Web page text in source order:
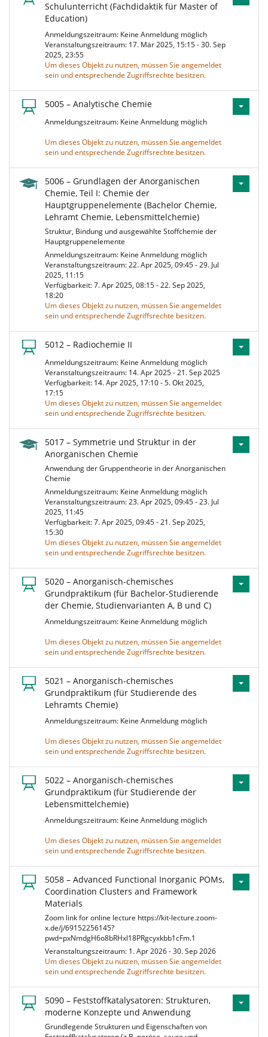
Schulunterricht (Fachdidaktik für Master of
Education)
Anmeldungszeitraum: Keine Anmeldung möglich
Veranstaltungszeitraum: 17. Mär 2025, 15:15 - 30. Sep
2025, 23:55
Um dieses Objekt zu nutzen, müssen Sie angemeldet
sein und entsprechende Zugriffsrechte besitzen.
5005 – Analytische Chemie
Anmeldungszeitraum: Keine Anmeldung möglich
Um dieses Objekt zu nutzen, müssen Sie angemeldet
sein und entsprechende Zugriffsrechte besitzen.
5006 – Grundlagen der Anorganischen
Chemie, Teil I: Chemie der
Hauptgruppenelemente (Bachelor Chemie,
Lehramt Chemie, Lebensmittelchemie)
Struktur, Bindung und ausgewählte Stoffchemie der
Hauptgruppenelemente
Anmeldungszeitraum: Keine Anmeldung möglich
Veranstaltungszeitraum: 22. Apr 2025, 09:45 - 29. Jul
2025, 11:15
Verfügbarkeit: 7. Apr 2025, 08:15 - 22. Sep 2025,
18:20
Um dieses Objekt zu nutzen, müssen Sie angemeldet
sein und entsprechende Zugriffsrechte besitzen.
5012 – Radiochemie II
Anmeldungszeitraum: Keine Anmeldung möglich
Veranstaltungszeitraum: 14. Apr 2025 - 21. Sep 2025
Verfügbarkeit: 14. Apr 2025, 17:10 - 5. Okt 2025,
17:15
Um dieses Objekt zu nutzen, müssen Sie angemeldet
sein und entsprechende Zugriffsrechte besitzen.
5017 – Symmetrie und Struktur in der
Anorganischen Chemie
Anwendung der Gruppentheorie in der Anorganischen
Chemie
Anmeldungszeitraum: Keine Anmeldung möglich
Veranstaltungszeitraum: 23. Apr 2025, 09:45 - 23. Jul
2025, 11:45
Verfügbarkeit: 7. Apr 2025, 09:45 - 21. Sep 2025,
15:30
Um dieses Objekt zu nutzen, müssen Sie angemeldet
sein und entsprechende Zugriffsrechte besitzen.
5020 – Anorganisch-chemisches
Grundpraktikum (für Bachelor-Studierende
der Chemie, Studienvarianten A, B und C)
Anmeldungszeitraum: Keine Anmeldung möglich
Um dieses Objekt zu nutzen, müssen Sie angemeldet
sein und entsprechende Zugriffsrechte besitzen.
5021 – Anorganisch-chemisches
Grundpraktikum (für Studierende des
Lehramts Chemie)
Anmeldungszeitraum: Keine Anmeldung möglich
Um dieses Objekt zu nutzen, müssen Sie angemeldet
sein und entsprechende Zugriffsrechte besitzen.
5022 – Anorganisch-chemisches
Grundpraktikum (für Studierende der
Lebensmittelchemie)
Anmeldungszeitraum: Keine Anmeldung möglich
Um dieses Objekt zu nutzen, müssen Sie angemeldet
sein und entsprechende Zugriffsrechte besitzen.
5058 – Advanced Functional Inorganic POMs,
Coordination Clusters and Framework
Materials
Zoom link for online lecture https://kit-lecture.zoom-
x.de/j/69152256145?
pwd=pxNmdgH6o8bRHxl18PRgcyxkbb1cFm.1
Veranstaltungszeitraum: 1. Apr 2026 - 30. Sep 2026
Um dieses Objekt zu nutzen, müssen Sie angemeldet
sein und entsprechende Zugriffsrechte besitzen.
5090 – Feststoffkatalysatoren: Strukturen,
moderne Konzepte und Anwendung
Grundlegende Strukturen und Eigenschaften von